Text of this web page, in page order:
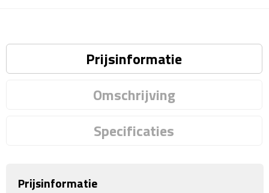
Prijsinformatie
Omschrijving
Specificaties
Prijsinformatie